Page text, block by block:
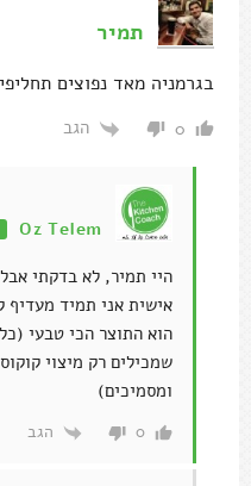
תמיר
בגרמניה מאד נפוצים
0 הגב
Oz Telem
היי תמיר, לא בדקתי
אישית אני תמיד מעדיף
הוא התוצר הכי טבעי
שמכילים רק מיצוי
ומסמיכים)
0 הגב